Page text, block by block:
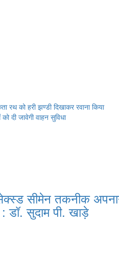
को हरी झण्डी दिखाकर रवाना किया
को दी जावेगी वाहन सुविधा
सीमेन तकनीक
सुदाम पी. खाड़े